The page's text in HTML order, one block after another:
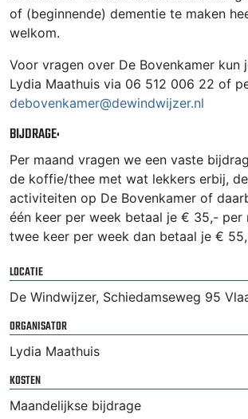
of (beginnende) dementie te maken
welkom.
Voor vragen over De Bovenkamer kun
Lydia Maathuis via 06 512 006 22 of
debovenkamer@dewindwijzer.nl
BIJDRAGE:
Per maand vragen we een vaste
de koffie/thee met wat lekkers erbij,
activiteiten op De Bovenkamer of
één keer per week betaal je € 35,- per
twee keer per week dan betaal je €
LOCATIE
De Windwijzer, Schiedamseweg 95
ORGANISATOR
Lydia Maathuis
KOSTEN
Maandelijkse bijdrage